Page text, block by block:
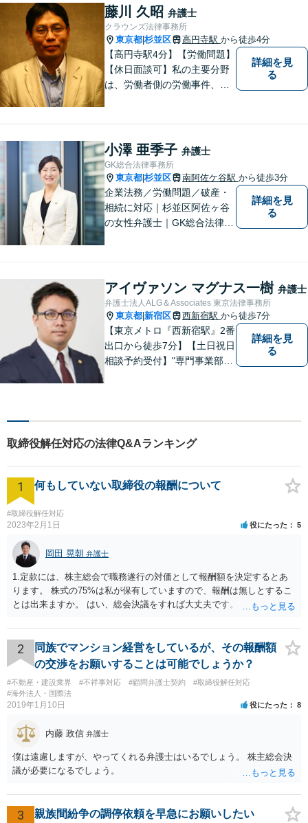
しています。【夜間や休日相
談も対応可能】【メール・WE
B面談可】
藤川 久昭 弁護士
クラウンズ法律事務所
東京都 杉並区 高円寺駅 から徒歩4分
【高円寺駅4分】【労働問題】
【休日面談可】私の主要分野
は、労働者側の労働事件、企
件を数多く担当しています。
依頼人さまにとって、最大限
の効用を得られるように頑張
っています。
詳細を見
る
小澤 亜季子 弁護士
GK総合法律事務所
東京都 杉並区 南阿佐ケ谷駅 から徒歩3分
企業法務／労働問題／破産・
相続に対応｜杉並区阿佐ヶ谷
の女性弁護士｜GK総合法律事
詳細を見
る
アイヴァソン マグナス一樹 弁護士
弁護士法人ALG＆Associates 東京法律事務所
東京都 新宿区 西新宿駅 から徒歩7分
【東京メトロ『西新宿駅』2番
出口から徒歩7分】【土日祝日
相談予約受付】"専門事業部
い。
詳細を見
る
取締役解任対応の法律Q&Aランキング
1 何もしていない取締役の報酬について
#取締役解任対応
2023年2月1日 役にたった 5
岡田 晃朝 弁護士
1.定款には、株主総会で職務遂行の対価として報酬額を決定するとあ
ります。 株式の75%は私が保有していますので、報酬は無しとするこ
とは出来ますか。 はい、総会決議をすれば大丈夫です。 一応、就任時
必要がありますが、本件では、そういう約束も無いようですし、大丈
夫でしょう。 2.定款には、任期も総会で決めるとありますので、短縮
して、取締役を任期満了で辞めてもらっても良いでしょうか？ 途中で
の退職は正当事由が必要です。 解任は自由に可能ですが、正当事由が
無ければ、損害賠償の対象になります。 もっとも、元より無報酬な
ら、損害が無いようには思いますが、その点、何か言ってくるかもし
2
同族でマンション経営をしているが、その報酬額
の交渉をお願いすることは可能でしょうか？
#不動産・建設業界 #不祥事対応 #顧問弁護士契約
#取締役解任対応
#海外法人・国際法
2019年1月10日 役にたった 8
内藤 政信 弁護士
僕は遠慮しますが、やってくれる弁護士はいるでしょう。 株主総会決
議が必要になるでしょう。
3 親族間紛争の調停依頼を早急にお願いしたい